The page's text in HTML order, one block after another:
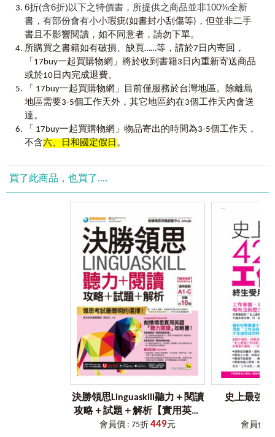
※ 自己的荷包自己救，人人都該學的全方位投資
※ 從斜槓發展到變身章魚型人才，扭轉人生的多角力訓練
※ 關鍵在下班後的時間，為自己設計完美的翻身計畫
先把一種踢法練一萬次
做好準備等待舞台的來臨
讓自己的學習曲線不斷上升
21天效應
Part 10管理力 ──提升職能讓工作無往不利
良好自我管理
目標管理SMART
Specific─目標必須是具體的
Measurable─目標必須是可以衡量的
Attainable─目標必須是可以達到的
Relevant─目標必須和其他目標具有相關性
Time-based─目標必須具有明確的截止期限
Part 11思考力──內化力量打造核心基礎
訂立決策時6大思考重點
僵固性思維vs.成長性思維
倖存者謬誤（Survivorship Bias）
龐大而多樣的人脈網絡
結交目標一致的朋友
邁向高階人脈管理
透過人脈圈讓知識變現
要有一群共好的朋友
──文字力量是自我進化的一種途徑
閱讀能幫助你的7項優點
如何閱讀一本書？
閱讀的量變與質變
脫貧計畫，財富更多的複業人生
投資力──進入被動收入圈的富能對策
追求財務自由
財務規劃的基本方針
快速進入投資計畫
的抉擇，都是需要有策略的思考，在這本書中，我毫不保留
地分享自己對於人生方面的策略。這本書之前曾以《複業時
代S：創造從專才變通才，從單數變複數的複業人生》出版上
市，今年和出版社討論後，決定以全新書名《邊上班邊創
業：斜槓世代的複業、副業、創業成功方程式》與讀者見
面。
我們進入了職場，鞏固了單槓專業，再多職發展成複業
經營，其實就是書名「邊上班邊創業」的理念。從單槓一個
專業的養成→人生態度的培養→追求斜槓發展，到被動收入
的養成：股權、債權、版權、物權……等，即使我們的人生外
面風風雨雨，只要抱持著這套心法，依然可以帶著微笑前
最後分享一個生活故事，去年二月初接到在新加坡亞洲
小時前。」他當場繳回電腦，繳回他的一切器具。隔週因為
會議的關係我也到了新加坡，晚上和他及其他國家分公司主
管相約喝一杯聊聊。不免俗地當然大家七嘴八舌地八卦一
番，等到幾杯啤酒下肚後，彼此似乎也就開始無所顧慮地開
始聊起私人的事。
「接下來我會休息幾個月，享受沒有業績壓力，沒有你
們跟我吵加薪的生活。」老闆這樣開著玩笑。「但我其實不
擔心，因為我老婆從歐洲進了一些精油，我們在這裡分裝出
售，經營網路自有品牌，做了三年多感覺生意也不錯，在過
去我每天晚上跟假日都要幫忙行銷、上架、網頁經營、包裝
跟出貨。也或許我們就這樣繼續經營下去，我也不用找工作
了。」接著另一個國家的總經理也開始談到：「其實我的興
趣是汽車改裝，在引擎調整方面，我在我城市應該算是數一
數二的人，現在要開始思考如何商化我目前經營的破萬人
Facebook及IG的 粉絲頁。」
這是由一個年薪保守估計台幣2,000 萬的人，和一個年
薪500 萬左右的人說出來的斜槓故事。
6折(含6折)以下之特價書，所提供之商品並非100%全新
書，有部份會有小小瑕疵(如書封小刮傷等) ， 但並非二手
書且不影響閱讀 ， 如不同意者 ， 請勿下單。
所購買之書籍如有破損、缺頁……等，請於7日內寄回 ，
「17buy一起買購物網」將於收到書籍3日內重新寄送商品
或於10日內完成退費。
「 17buy一起買購物網」目前僅服務於台灣地區。除離島
地區需要3-5個工作天外，其它地區約在3個工作天內會送
達。
「 17buy一起買購物網」物品寄出的時間為3-5個工作天，
不含六、日和國定假日 。
買了此商品，也買了....
決勝領思Linguaskill聽力＋閱讀
攻略＋試題＋解析【實用英語
General】（附贈「Youtor
會員價 : 75折 449元
史上最強
會員價 :